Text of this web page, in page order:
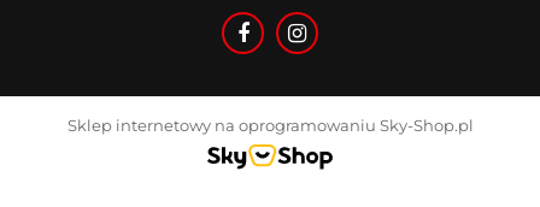
Sklep internetowy na oprogramowaniu Sky-Shop.pl